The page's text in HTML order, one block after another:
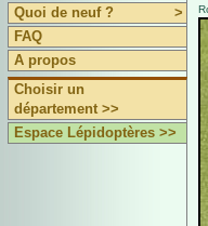
Quoi de neuf ?
>
FAQ
A propos
Choisir un
département >>
Espace Lépidoptères >>